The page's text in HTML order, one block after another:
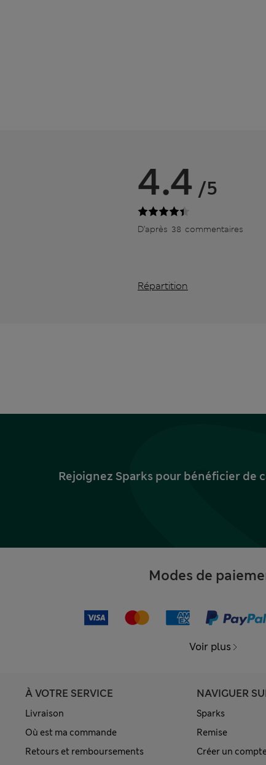
4.4 /5
D’après 38 commentaires
Répartition
Rejoignez Sparks pour bénéficier de
Modes de
Voir plus
À VOTRE SERVICE
Livraison
Où est ma commande
Retours et remboursements
NAVIGUER
Sparks
Remise
Créer un